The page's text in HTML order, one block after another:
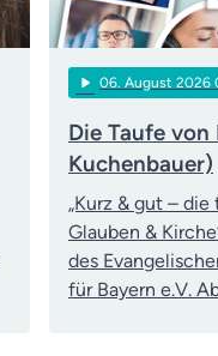
play_arrow 06 . August 2026
Die Taufe von
Kuchenbauer)
„Kurz & gut –
Glauben &
des
für Bayern e.V.